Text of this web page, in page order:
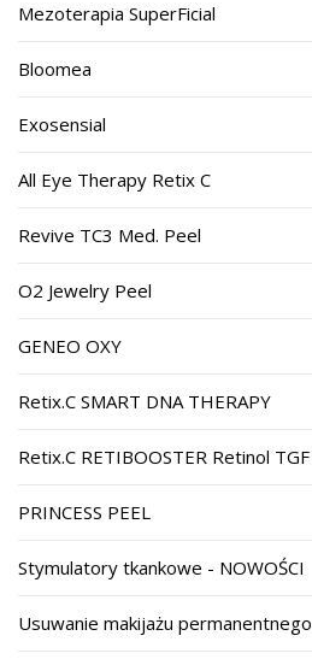
Mezoterapia SuperFicial
Bloomea
Exosensial
All Eye Therapy Retix C
Revive TC3 Med. Peel
O2 Jewelry Peel
GENEO OXY
Retix.C SMART DNA THERAPY
Retix.C RETIBOOSTER Retinol TGF
PRINCESS PEEL
Stymulatory tkankowe - NOWOŚCI
Usuwanie makijażu permanentnego